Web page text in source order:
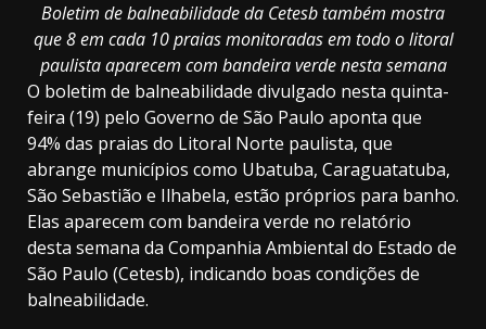
Boletim de balneabilidade da Cetesb também mostra
que 8 em cada 10 praias monitoradas em todo o litoral
paulista aparecem com bandeira verde nesta semana
O boletim de balneabilidade divulgado nesta quinta-
feira (19) pelo Governo de São Paulo aponta que
94% das praias do Litoral Norte paulista, que
abrange municípios como Ubatuba, Caraguatatuba,
São Sebastião e Ilhabela, estão próprios para banho.
Elas aparecem com bandeira verde no relatório
desta semana da Companhia Ambiental do Estado de
São Paulo (Cetesb), indicando boas condições de
balneabilidade.